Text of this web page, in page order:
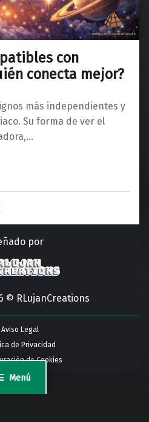
Menú
con
conecta mejor?
más independientes y
Su forma de ver el
mejor?”
por
© RLujanCreations
Aviso Legal
de Privacidad
de Cookies